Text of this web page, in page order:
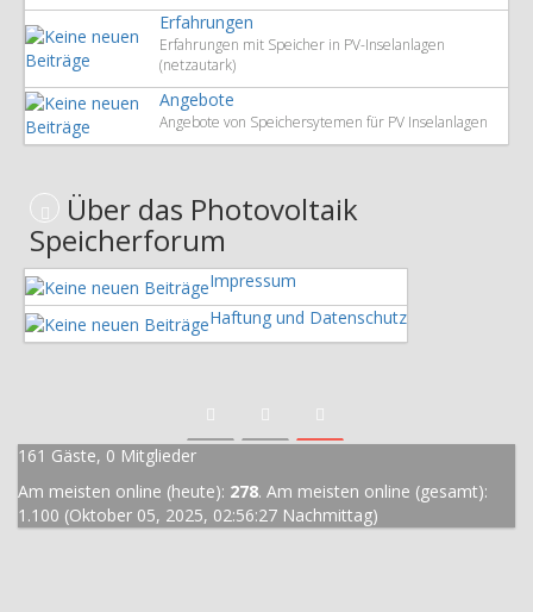
Erfahrungen
Erfahrungen mit Speicher in PV-Inselanlagen
(netzautark)
Angebote
Angebote von Speichersytemen für PV Inselanlagen
Über das Photovoltaik
Speicherforum
Impressum
Haftung und Datenschutz
161 Gäste, 0 Mitglieder
Am meisten online (heute): 278. Am meisten online (gesamt):
1.100 (Oktober 05, 2025, 02:56:27 Nachmittag)